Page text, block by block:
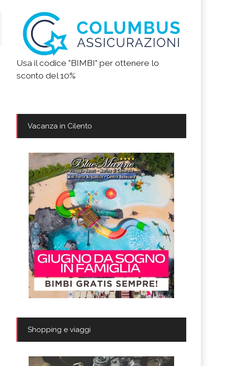
Usa il codice "BIMBI" per ottenere lo
sconto del 10%
Vacanza in Cilento
Shopping e viaggi